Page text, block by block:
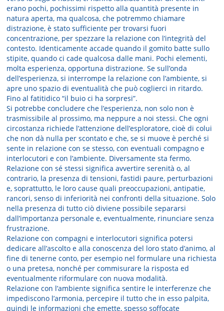
erano pochi, pochissimi rispetto alla quantità presente in
natura aperta, ma qualcosa, che potremmo chiamare
distrazione, è stato sufficiente per trovarsi fuori
concentrazione, per spezzare la relazione con l’integrità del
contesto. Identicamente accade quando il gomito batte sullo
stipite, quando ci cade qualcosa dalle mani. Pochi elementi,
molta esperienza, opportuna distrazione. Se sull’onda
dell’esperienza, si interrompe la relazione con l’ambiente, si
apre uno spazio di eventualità che può coglierci in ritardo.
Fino al fatitidico “il buio ci ha sorpresi”.
Si potrebbe concludere che l’esperienza, non solo non è
trasmissibile al prossimo, ma neppure a noi stessi. Che ogni
circostanza richiede l’attenzione dell’esploratore, cioè di colui
che non dà nulla per scontato e che, se si muove è perché si
sente in relazione con se stesso, con eventuali compagno e
interlocutori e con l’ambiente. Diversamente sta fermo.
Relazione con sé stessi significa avvertire serenità o, al
contrario, la presenza di tensioni, fastidi paure, perturbazioni
e, soprattutto, le loro cause quali preoccupazioni, antipatie,
rancori, senso di inferiorità nei confronti della situazione. Solo
nella presenza di tutto ciò diviene possibile separarsi
dall’importanza personale e, eventualmente, rinunciare senza
frustrazione.
Relazione con compagni e interlocutori significa potersi
dedicare all’ascolto e alla conoscenza del loro stato d’animo, al
fine di tenerne conto, per esempio nel formulare una richiesta
o una pretesa, nonché per commisurare la risposta ed
eventualmente riformulare con nuova modalità.
Relazione con l’ambiente significa sentire le interferenze che
impediscono l’armonia, percepire il tutto che in esso palpita,
quindi le informazioni che emette, spesso soffocate